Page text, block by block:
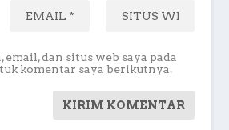
email, dan situs web saya pada
komentar saya berikutnya.